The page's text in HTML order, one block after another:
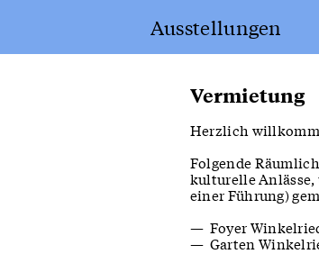
Ausstellungen
Festung Fürigen
von 1941 bis heute
Vermietung
Herzlich
Folgende
kulturelle
einer Führung)
Foyer
Garten